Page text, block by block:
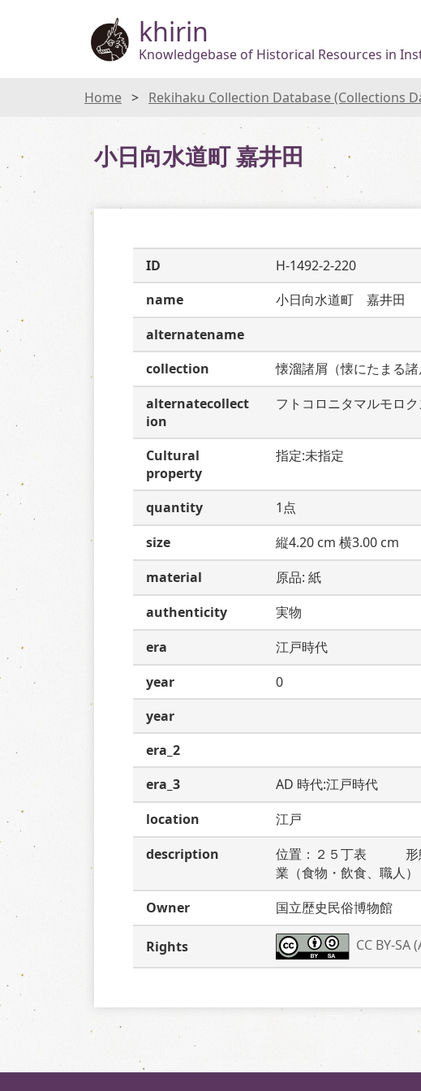
khirin
Knowledgebase of Historical Resources in
Home Rekihaku Collection Database (Collections
小日向水道町 嘉井田
ID
H-1492-2-220
name
小日向水道町　嘉井田
alternatename
collection
懐溜諸屑（懐にたまる諸
alternatecollect
ion
フトコロニタマルモロ
Cultural
property
指定:未指定
quantity
1点
size
縦4.20 cm 横3.00 cm
material
原品: 紙
authenticity
実物
era
江戸時代
year
0
year
era_2
era_3
AD 時代:江戸時代
location
江戸
description
位置：２５丁表　　　
業（食物・飲食、職人
Owner
国立歴史民俗博物館
Rights CC BY-